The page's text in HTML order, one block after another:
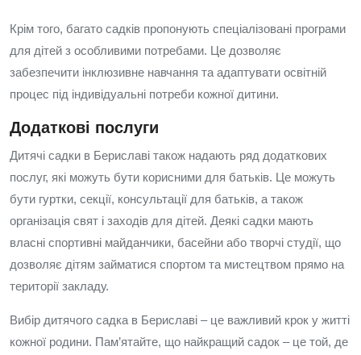
Крім того, багато садків пропонують спеціалізовані програми
для дітей з особливими потребами. Це дозволяє
забезпечити інклюзивне навчання та адаптувати освітній
процес під індивідуальні потреби кожної дитини.
Додаткові послуги
Дитячі садки в Бериславі також надають ряд додаткових
послуг, які можуть бути корисними для батьків. Це можуть
бути гуртки, секції, консультації для батьків, а також
організація свят і заходів для дітей. Деякі садки мають
власні спортивні майданчики, басейни або творчі студії, що
дозволяє дітям займатися спортом та мистецтвом прямо на
території закладу.
Вибір дитячого садка в Бериславі – це важливий крок у житті
кожної родини. Пам’ятайте, що найкращий садок – це той, де